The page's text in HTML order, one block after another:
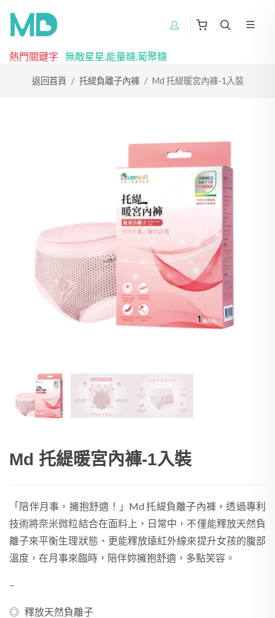
熱門關鍵字 無敵星星,能量糖,葡聚糖
返回首頁 托緹負離子內褲 Md 托緹暖宮內褲-1入裝
Md 托緹暖宮內褲-1入裝
「陪伴月事，擁抱舒適！」Md 托緹負離子內褲，透過專利
技術將奈米微粒結合在面料上，日常中，不僅能釋放天然負
離子來平衡生理狀態、更能釋放遠紅外線來提升女孩的腹部
溫度，在月事來臨時，陪伴妳擁抱舒適，多點笑容。
–
◎ 釋放天然負離子